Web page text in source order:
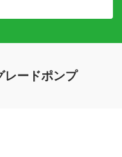
レードポンプ